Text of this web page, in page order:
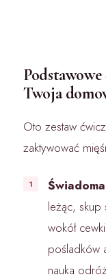
Twoja
Oto zestaw
zaktywować
leżąc, skup
wokół
pośladków
nauka